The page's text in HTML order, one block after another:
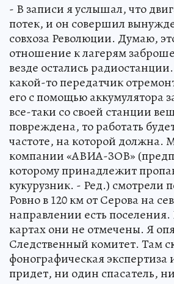
- В записи я услышал, что
потек, и он совершил
совхоза Революции. Думаю,
отношение к лагерям
везде остались
какой-то передатчик
его с помощью аккумулятора
все-таки со своей станции
повреждена, то работать
частоте, на которой должна.
компании «АВИА-ЗОВ»
которому принадлежит
кукурузник. - Ред.) смотрели
Ровно в 120 км от Серова на
направлении есть
картах они не отмечены. Я
Следственный комитет. Там
фонографическая экспертиза
придет, ни один спасатель,